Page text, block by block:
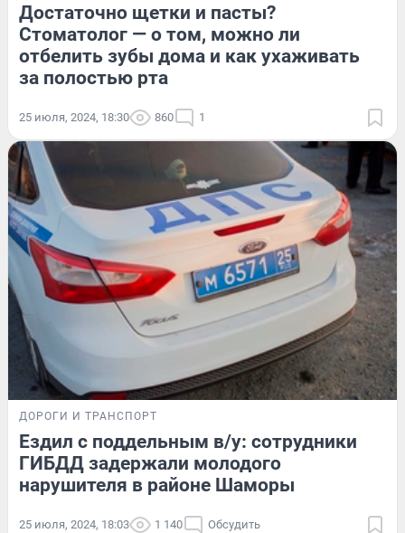
Достаточно щетки и пасты?
Стоматолог — о том, можно ли
отбелить зубы дома и как ухаживать
за полостью рта
25 июля, 2024, 18:30 860 1
ДОРОГИ И ТРАНСПОРТ
Ездил с поддельным в/у: сотрудники
ГИБДД задержали молодого
нарушителя в районе Шаморы
25 июля, 2024, 18:03 1 140 Обсудить